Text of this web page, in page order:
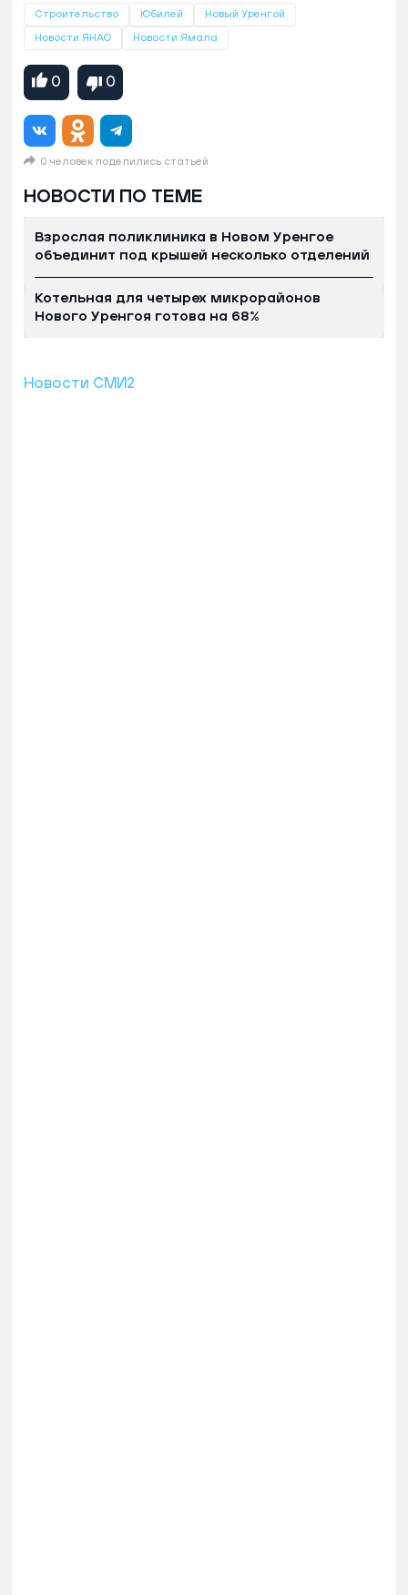
Строительство Юбилей Новый Уренгой
Новости ЯНАО Новости Ямала
0 0
0 человек поделились статьей
НОВОСТИ ПО ТЕМЕ
Взрослая поликлиника в Новом Уренгое
объединит под крышей несколько отделений
Котельная для четырех микрорайонов
Нового Уренгоя готова на 68%
Новости СМИ2